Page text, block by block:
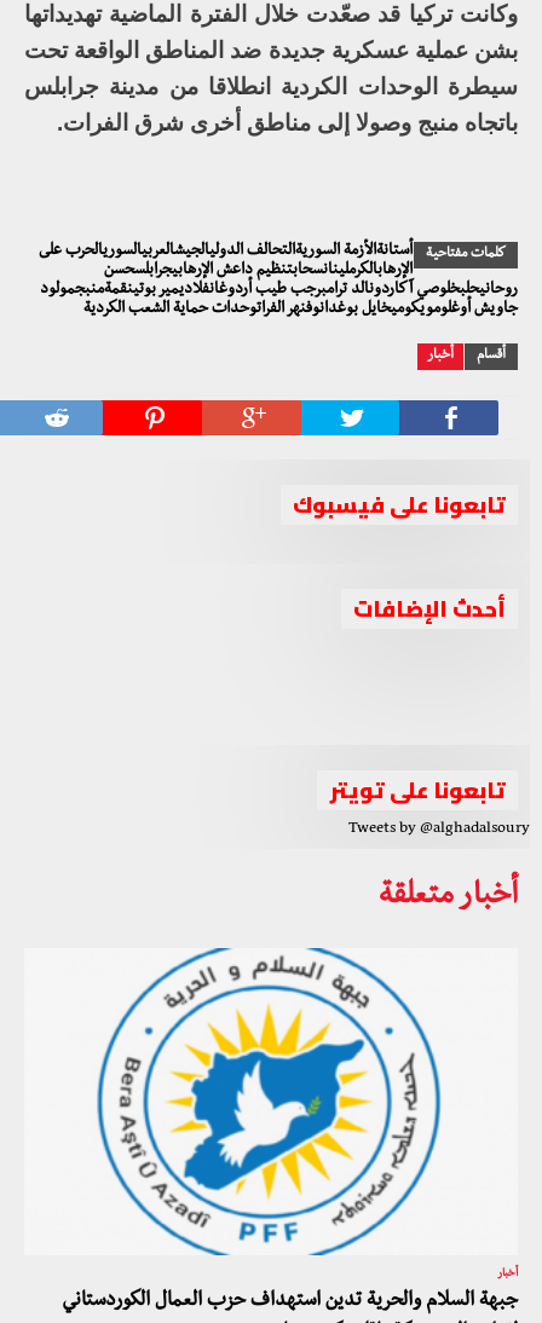
وكانت تركيا قد صعّدت خلال الفترة الماضية تهديداتها
بشن عملية عسكرية جديدة ضد المناطق الواقعة تحت
سيطرة الوحدات الكردية انطلاقا من مدينة جرابلس
باتجاه منبج وصولا إلى مناطق أخرى شرق الفرات.
كلمات مفتاحية
أستانةالأزمة السوريةالتحالف الدوليالجيشالعربيالسوريالحرب على
الإرهابالكرملينانسحابتنظيم داعش الإرهابيجرابلسحسن
روحانيحلبخلوصي آكاردونالد ترامبرجب طيب أردوغانفلاديمير بوتينقمةمنبجمولود
جاويش أوغلومويكوميخايل بوغدانوفنهر الفراتوحدات حماية الشعب الكردية
أقسام أخبار
تابعونا على فيسبوك
أحدث الإضافات
جبهة السلام والحرية تدين استهداف حزب العمال
الكوردستاني لقوات البيشمركة بإقليم كوردستان
جبهة السلام والحرية تعقد اجتماعا برئاسة الشيخ أحمد الجربا
تابعونا على تويتر
Tweets by @alghadalsoury
أخبار متعلقة
أخبار
جبهة السلام والحرية تدين استهداف حزب العمال الكوردستاني